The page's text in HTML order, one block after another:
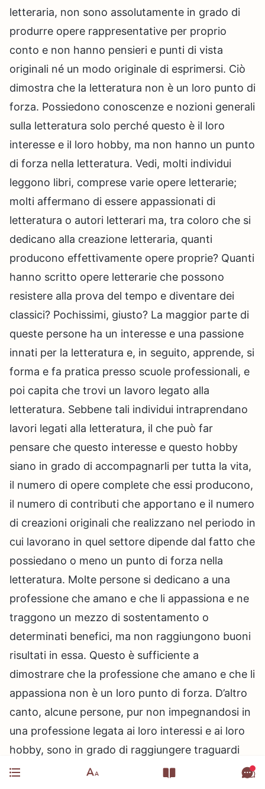
letteraria, non sono assolutamente in grado di
produrre opere rappresentative per proprio
conto e non hanno pensieri e punti di vista
originali né un modo originale di esprimersi. Ciò
dimostra che la letteratura non è un loro punto di
forza. Possiedono conoscenze e nozioni generali
sulla letteratura solo perché questo è il loro
interesse e il loro hobby, ma non hanno un punto
di forza nella letteratura. Vedi, molti individui
leggono libri, comprese varie opere letterarie;
molti affermano di essere appassionati di
letteratura o autori letterari ma, tra coloro che si
dedicano alla creazione letteraria, quanti
producono effettivamente opere proprie? Quanti
hanno scritto opere letterarie che possono
resistere alla prova del tempo e diventare dei
classici? Pochissimi, giusto? La maggior parte di
queste persone ha un interesse e una passione
innati per la letteratura e, in seguito, apprende, si
forma e fa pratica presso scuole professionali, e
poi capita che trovi un lavoro legato alla
letteratura. Sebbene tali individui intraprendano
lavori legati alla letteratura, il che può far
pensare che questo interesse e questo hobby
siano in grado di accompagnarli per tutta la vita,
il numero di opere complete che essi producono,
il numero di contributi che apportano e il numero
di creazioni originali che realizzano nel periodo in
cui lavorano in quel settore dipende dal fatto che
possiedano o meno un punto di forza nella
letteratura. Molte persone si dedicano a una
professione che amano e che li appassiona e ne
traggono un mezzo di sostentamento o
determinati benefici, ma non raggiungono buoni
risultati in essa. Questo è sufficiente a
dimostrare che la professione che amano e che li
appassiona non è un loro punto di forza. D’altro
canto, alcune persone, pur non impegnandosi in
una professione legata ai loro interessi e ai loro
hobby, sono in grado di raggiungere traguardi
reali perché quello è il loro punto di forza. Per